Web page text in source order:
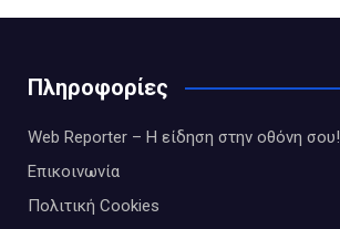
Πληροφορίες
Web Reporter – Η είδηση στην οθόνη σου!
Επικοινωνία
Πολιτική Cookies